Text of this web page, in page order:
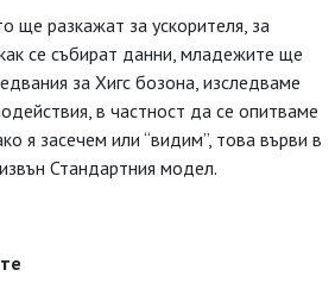
ще разкажат за ускорителя, за
се събират данни, младежите ще
за Хигс бозона, изследваме
в частност да се опитваме
я засечем или “видим”, това върви в
Стандартния модел.